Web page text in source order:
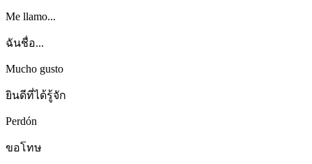
Me llamo...
ฉันชื่อ...
Mucho gusto
ยินดีที่ได้รู้จัก
Perdón
ขอโทษ